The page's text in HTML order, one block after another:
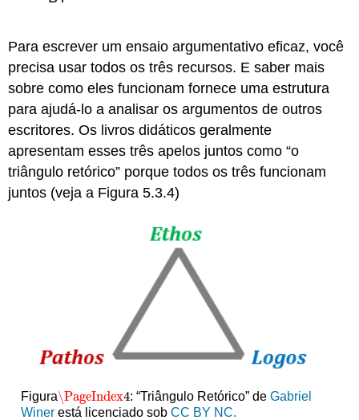
Para escrever um ensaio argumentativo eficaz, você
precisa usar todos os três recursos. E saber mais
sobre como eles funcionam fornece uma estrutura
para ajudá-lo a analisar os argumentos de outros
escritores. Os livros didáticos geralmente
apresentam esses três apelos juntos como “o
triângulo retórico” porque todos os três funcionam
juntos (veja a Figura 5.3.4)
Figura\PageIndex4
\PageIndex4: “Triângulo Retórico” deGabriel
Winerestá licenciado sob CC BY NC.